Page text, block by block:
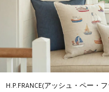
H.P.FRANCE(アッシュ・ペー・